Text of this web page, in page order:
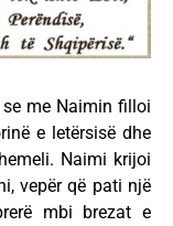
me Naimin filloi
e letërsisë dhe
Naimi krijoi
vepër që pati një
mbi brezat e